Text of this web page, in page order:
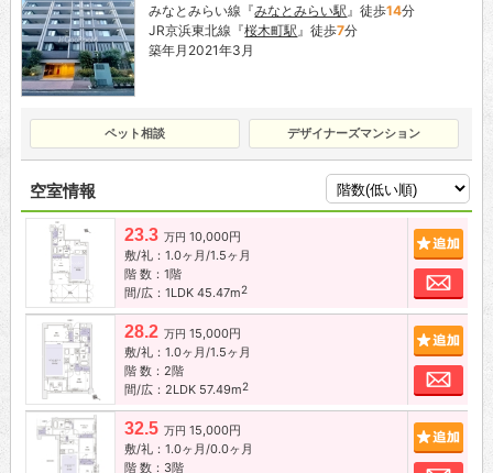
みなとみらい線『みなとみらい駅』徒歩14分
JR京浜東北線『桜木町駅』徒歩7分
築年月2021年3月
ペット相談 デザイナーズマンション
空室情報
23.3 万円 10,000円
敷/礼：1.0ヶ月/1.5ヶ月
階 数：1階
間/広：1LDK 45.47m2
お
28.2 万円 15,000円
敷/礼：1.0ヶ月/1.5ヶ月
階 数：2階
間/広：2LDK 57.49m2
お
32.5 万円 15,000円
敷/礼：1.0ヶ月/0.0ヶ月
階 数：3階
お